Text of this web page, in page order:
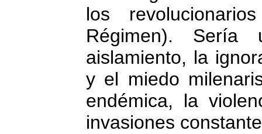
los
Régimen).
aislamiento, la
y el miedo
endémica, la
invasiones